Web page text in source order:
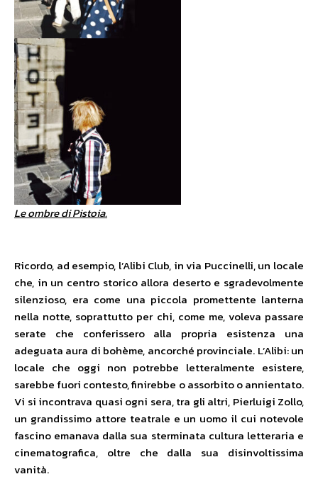
Le ombre di Pistoia.
Ricordo, ad esempio, l’Alibi Club, in via Puccinelli, un locale
che, in un centro storico allora deserto e sgradevolmente
silenzioso, era come una piccola promettente lanterna
nella notte, soprattutto per chi, come me, voleva passare
serate che conferissero alla propria esistenza una
adeguata aura di bohème, ancorché provinciale. L’Alibi: un
locale che oggi non potrebbe letteralmente esistere,
sarebbe fuori contesto, finirebbe o assorbito o annientato.
Vi si incontrava quasi ogni sera, tra gli altri, Pierluigi Zollo,
un grandissimo attore teatrale e un uomo il cui notevole
fascino emanava dalla sua sterminata cultura letteraria e
cinematografica, oltre che dalla sua disinvoltissima
vanità.